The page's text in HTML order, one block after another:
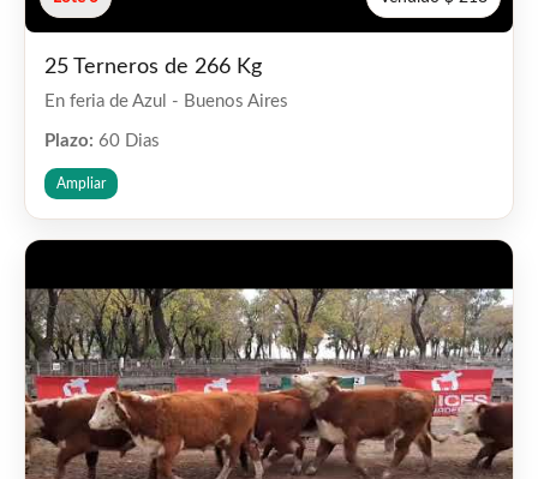
25 Terneros de 266 Kg
En feria de Azul - Buenos Aires
Plazo: 60 Dias
Ampliar